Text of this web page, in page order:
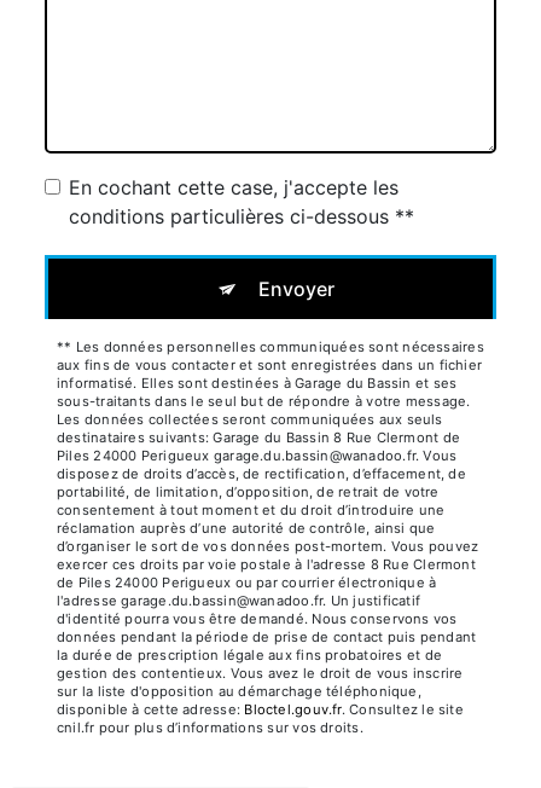
En cochant cette case, j'accepte les
conditions particulières ci-dessous **
Envoyer
** Les données personnelles communiquées sont nécessaires
aux fins de vous contacter et sont enregistrées dans un fichier
informatisé. Elles sont destinées à Garage du Bassin et ses
sous-traitants dans le seul but de répondre à votre message.
Les données collectées seront communiquées aux seuls
destinataires suivants: Garage du Bassin 8 Rue Clermont de
Piles 24000 Perigueux garage.du.bassin@wanadoo.fr. Vous
disposez de droits d’accès, de rectification, d’effacement, de
portabilité, de limitation, d’opposition, de retrait de votre
consentement à tout moment et du droit d’introduire une
réclamation auprès d’une autorité de contrôle, ainsi que
d’organiser le sort de vos données post-mortem. Vous pouvez
exercer ces droits par voie postale à l'adresse 8 Rue Clermont
de Piles 24000 Perigueux ou par courrier électronique à
l'adresse garage.du.bassin@wanadoo.fr. Un justificatif
d'identité pourra vous être demandé. Nous conservons vos
données pendant la période de prise de contact puis pendant
la durée de prescription légale aux fins probatoires et de
gestion des contentieux. Vous avez le droit de vous inscrire
sur la liste d'opposition au démarchage téléphonique,
disponible à cette adresse:
Bloctel.gouv.fr. Consultez le site
cnil.fr pour plus d’informations sur vos droits.